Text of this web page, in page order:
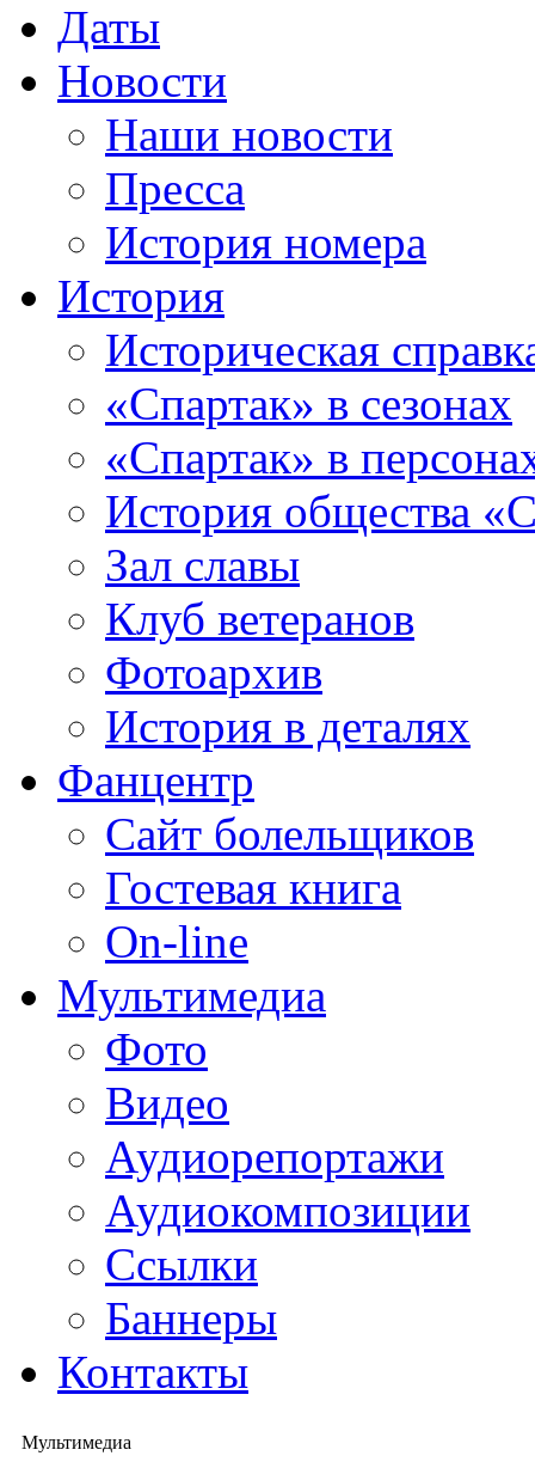
Даты
Новости
Наши новости
Пресса
История номера
История
Историческая
«Спартак» в сезонах
«Спартак» в
История общества
Зал славы
Клуб ветеранов
Фотоархив
История в деталях
Фанцентр
Сайт болельщиков
Гостевая книга
On-line
Мультимедиа
Фото
Видео
Аудиорепортажи
Аудиокомпозиции
Ссылки
Баннеры
Контакты
Мультимедиа